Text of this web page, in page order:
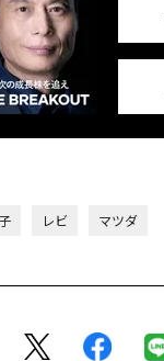
レビ マツダ